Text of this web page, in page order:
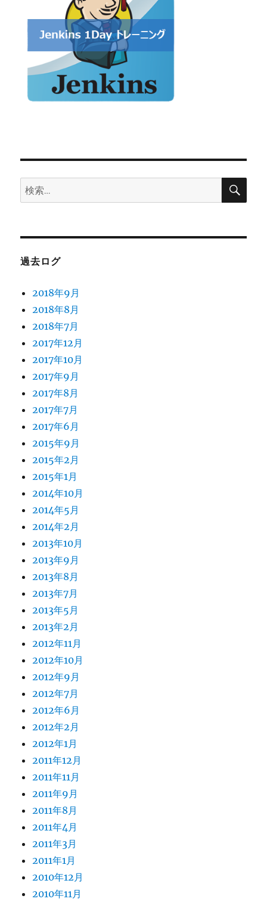
検
索:
検
過去ログ
2018年9月
2018年8月
2018年7月
2017年12月
2017年10月
2017年9月
2017年8月
2017年7月
2017年6月
2015年9月
2015年2月
2015年1月
2014年10月
2014年5月
2014年2月
2013年10月
2013年9月
2013年8月
2013年7月
2013年5月
2013年2月
2012年11月
2012年10月
2012年9月
2012年7月
2012年6月
2012年2月
2012年1月
2011年12月
2011年11月
2011年9月
2011年8月
2011年4月
2011年3月
2011年1月
2010年12月
2010年11月